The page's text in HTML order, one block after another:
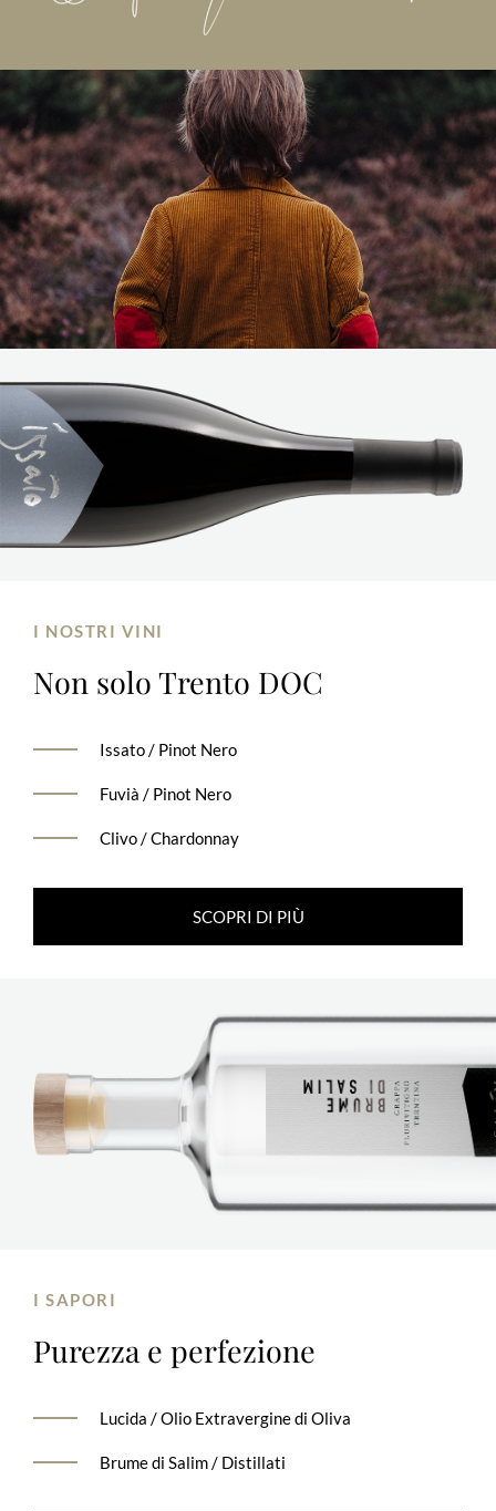
I NOSTRI VINI
Non soloTrento DOC
Issato / Pinot Nero
Fuvià / Pinot Nero
Clivo / Chardonnay
SCOPRI DI PIÙ
I SAPORI
Purezzae perfezione
Lucida / Olio Extravergine di Oliva
Brume di Salim / Distillati